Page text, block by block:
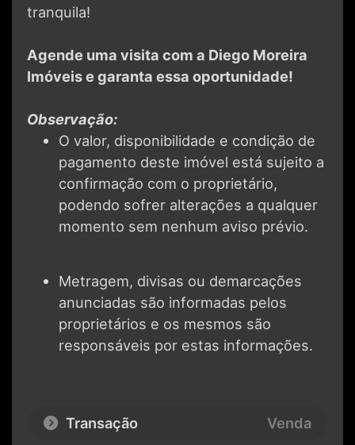
tranquila!
Agende uma visita com a Diego Moreira
Imóveis e garanta essa oportunidade!
Observação:
O valor, disponibilidade e condição de
pagamento deste imóvel está sujeito a
confirmação com o proprietário,
podendo sofrer alterações a qualquer
momento sem nenhum aviso prévio.
Metragem, divisas ou demarcações
anunciadas são informadas pelos
proprietários e os mesmos são
responsáveis por estas informações.
Transação Venda